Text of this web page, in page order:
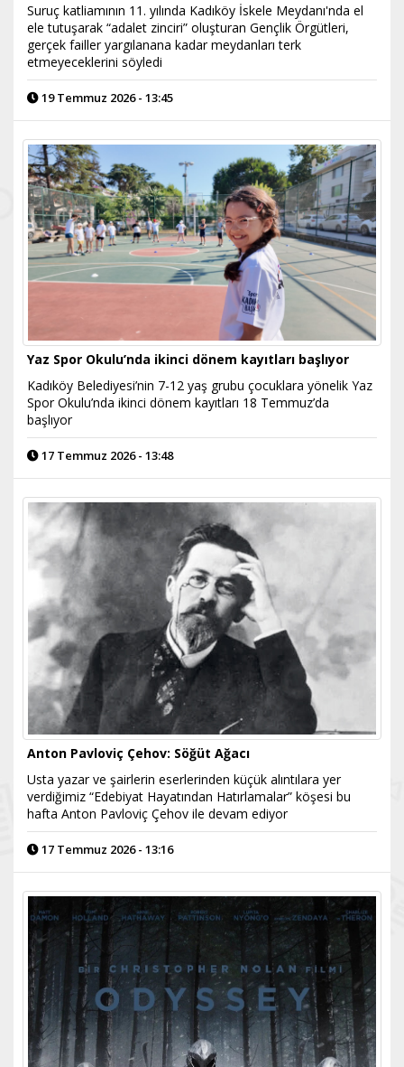
Suruç katliamının 11. yılında Kadıköy İskele Meydanı'nda el
ele tutuşarak “adalet zinciri” oluşturan Gençlik Örgütleri,
gerçek failler yargılanana kadar meydanları terk
etmeyeceklerini söyledi
19 Temmuz 2026 - 13:45
Yaz Spor Okulu’nda ikinci dönem kayıtları başlıyor
Kadıköy Belediyesi’nin 7-12 yaş grubu çocuklara yönelik Yaz
Spor Okulu’nda ikinci dönem kayıtları 18 Temmuz’da
başlıyor
17 Temmuz 2026 - 13:48
Anton Pavloviç Çehov: Söğüt Ağacı
Usta yazar ve şairlerin eserlerinden küçük alıntılara yer
verdiğimiz “Edebiyat Hayatından Hatırlamalar” köşesi bu
hafta Anton Pavloviç Çehov ile devam ediyor
17 Temmuz 2026 - 13:16